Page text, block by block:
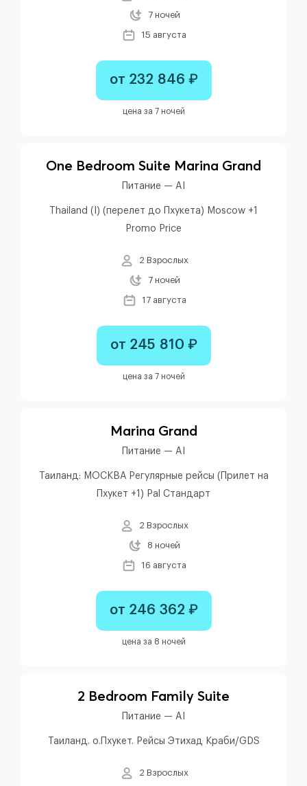
7 ночей
15 августа
от 232 846 ₽
цена за 7 ночей
One Bedroom Suite Marina Grand
Питание — AI
Thailand (I) (перелет до Пхукета) Moscow +1
Promo Price
2 Взрослых
7 ночей
17 августа
от 245 810 ₽
цена за 7 ночей
Marina Grand
Питание — AI
Таиланд: МОСКВА Регулярные рейсы (Прилет на
Пхукет +1) Pal Стандарт
2 Взрослых
8 ночей
16 августа
от 246 362 ₽
цена за 8 ночей
2 Bedroom Family Suite
Питание — AI
Таиланд. о.Пхукет. Рейсы Этихад Краби/GDS
2 Взрослых